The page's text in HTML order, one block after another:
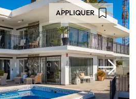
APPLIQUER